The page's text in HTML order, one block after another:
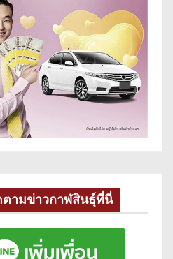
ามข่าวกาฬสินธุ์ที่นี่